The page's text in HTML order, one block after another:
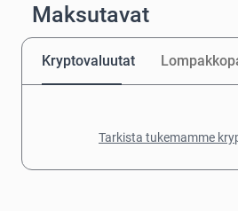
Maksutavat
Kryptovaluutat
Tarkista tukemamme